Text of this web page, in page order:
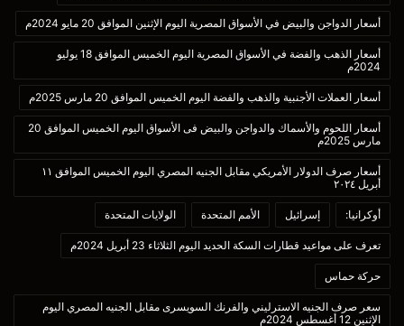
أسعار الدواجن والبيض في الأسواق المصرية اليوم الإثنين الموافق 20 مايو 2024م
أسعار الذهب والفضة في الأسواق المصرية اليوم الخميس الموافق 18 يوليو
2024م
أسعار العملات الأجنبية والذهب والفضة اليوم الخميس الموافق 20 مارس 2025م
أسعار اللحوم والأسماك والدواجن والبيض فى الأسواق اليوم الخميس الموافق 20
مارس 2025م
أسعار صرف الدولار الأمريكي مقابل الجنيه المصري اليوم الخميس الموافق ١١
أبريل ٢٠٢٤
أوكرانيا: إسرائيل الأمم المتحدة الولايات المتحدة
تعرف على مواعيد قطارات السكة الحديد اليوم الثلاثاء 23 أبريل 2024م
حركة حماس
سعر صرف الجنيه الاسترليني والفرنك السويسرى مقابل الجنيه المصري اليوم
الإثنين 12 أغسطس 2024م